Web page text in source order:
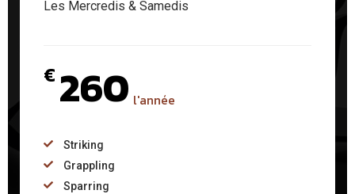
Les Mercredis & Samedis
€ 260 l'année
Striking
Grappling
Sparring